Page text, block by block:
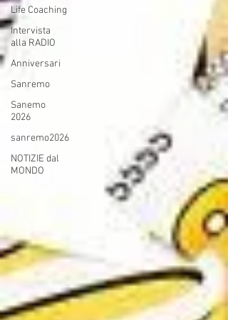
Life Coaching
Intervista
alla RADIO
Anniversari
Sanremo
Sanemo
2026
sanremo2026
NOTIZIE dal
MONDO